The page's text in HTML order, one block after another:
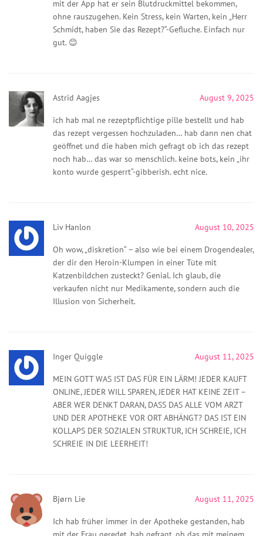
mit der App hat er sein Blutdruckmittel bekommen,
ohne rauszugehen. Kein Stress, kein Warten, kein „Herr
Schmidt, haben Sie das Rezept?“-Gefluche. Einfach nur
gut. 😊
Astrid Aagjes August 9, 2025
ich hab mal ne rezeptpflichtige pille bestellt und hab
das rezept vergessen hochzuladen… hab dann nen chat
geöffnet und die haben mich gefragt ob ich das rezept
noch hab… das war so menschlich. keine bots, kein „ihr
konto wurde gesperrt“-gibberish. echt nice.
Liv Hanlon August 10, 2025
Oh wow, „diskretion“ – also wie bei einem Drogendealer,
der dir den Heroin-Klumpen in einer Tüte mit
Katzenbildchen zusteckt? Genial. Ich glaub, die
verkaufen nicht nur Medikamente, sondern auch die
Illusion von Sicherheit.
Inger Quiggle August 11, 2025
MEIN GOTT WAS IST DAS FÜR EIN LÄRM! JEDER KAUFT
ONLINE, JEDER WILL SPAREN, JEDER HAT KEINE ZEIT –
ABER WER DENKT DARAN, DASS DAS ALLE VOM ARZT
UND DER APOTHEKE VOR ORT ABHÄNGT? DAS IST EIN
KOLLAPS DER SOZIALEN STRUKTUR, ICH SCHREIE, ICH
SCHREIE IN DIE LEERHEIT!
Bjørn Lie August 11, 2025
Ich hab früher immer in der Apotheke gestanden, hab